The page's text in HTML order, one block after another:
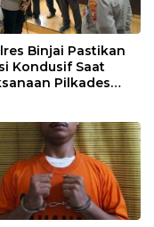
Binjai Pastikan
Kondusif Saat
Pilkades